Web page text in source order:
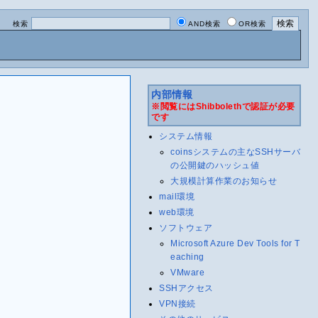
検索 AND検索 OR検索
内部情報
※閲覧にはShibbolethで認証が必要
です
システム情報
coinsシステムの主なSSHサーバ
の公開鍵のハッシュ値
大規模計算作業のお知らせ
mail環境
web環境
ソフトウェア
Microsoft Azure Dev Tools for T
eaching
VMware
SSHアクセス
VPN接続